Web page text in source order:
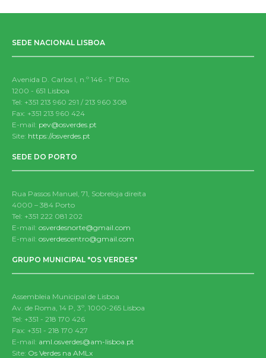
SEDE NACIONAL LISBOA
Avenida D. Carlos I, n.º 146 - 1º Dto.
1200 - 651 Lisboa
Tel: +351 213 960 291 / 213 960 308
Fax: +351 213 960 424
E-mail: pev@osverdes.pt
Site: https://osverdes.pt
SEDE DO PORTO
Rua Passos Manuel, 71, Sobreloja direita
4000 – 384 Porto
Tel: +351 222 081 202
E-mail:osverdesnorte@gmail.com
E-mail:osverdescentro@gmail.com
GRUPO MUNICIPAL "OS VERDES"
Assembleia Municipal de Lisboa
Av. de Roma, 14 P, 3º, 1000-265 Lisboa
Tel: +351 - 218 170 426
Fax: +351 - 218 170 427
E-mail: aml.osverdes@am-lisboa.pt
Site: Os Verdes na AMLx